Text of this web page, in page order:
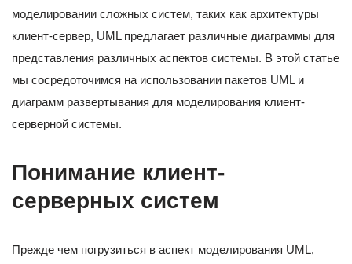
моделировании сложных систем, таких как архитектуры
клиент-сервер, UML предлагает различные диаграммы для
представления различных аспектов системы. В этой статье
мы сосредоточимся на использовании пакетов UML и
диаграмм развертывания для моделирования клиент-
серверной системы.
Понимание клиент-
серверных систем
Прежде чем погрузиться в аспект моделирования UML,